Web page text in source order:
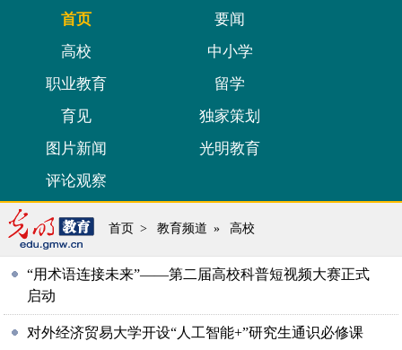
首页
要闻
高校
中小学
职业教育
留学
育见
独家策划
图片新闻
光明教育
评论观察
首页 > 教育频道 » 高校
“用术语连接未来”——第二届高校科普短视频大赛正式
启动
对外经济贸易大学开设“人工智能+”研究生通识必修课